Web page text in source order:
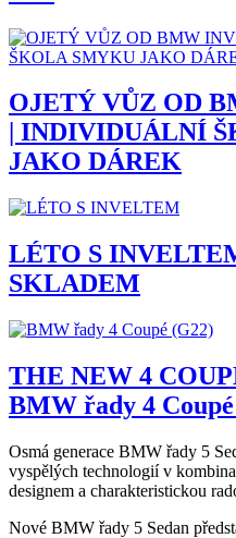
OJETÝ VŮZ OD
| INDIVIDUÁLNÍ
JAKO DÁREK
LÉTO S
SKLADEM
THE NEW 4
BMW řady 4
Osmá generace BMW řady 5
vyspělých technologií v
designem a charakteristickou
Nové BMW řady 5 Sedan